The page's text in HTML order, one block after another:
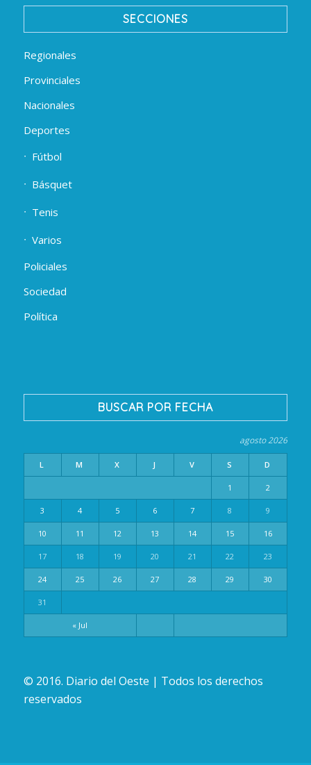
SECCIONES
Regionales
Provinciales
Nacionales
Deportes
Fútbol
Básquet
Tenis
Varios
Policiales
Sociedad
Política
BUSCAR POR FECHA
agosto 2026
L M X J V S D
« Jul
1 2
3 4 5 6 7 8 9
10 11 12 13 14 15 16
17 18 19 20 21 22 23
24 25 26 27 28 29 30
31
© 2016. Diario del Oeste | Todos los derechos
reservados